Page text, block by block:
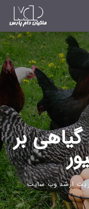
بر
ارشد وب سایت